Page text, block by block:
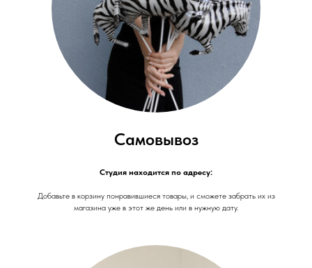
Самовывоз
Студия находится по адресу:
Добавьте в корзину понравившиеся товары, и сможете забрать их из
магазина уже в этот же день или в нужную дату.